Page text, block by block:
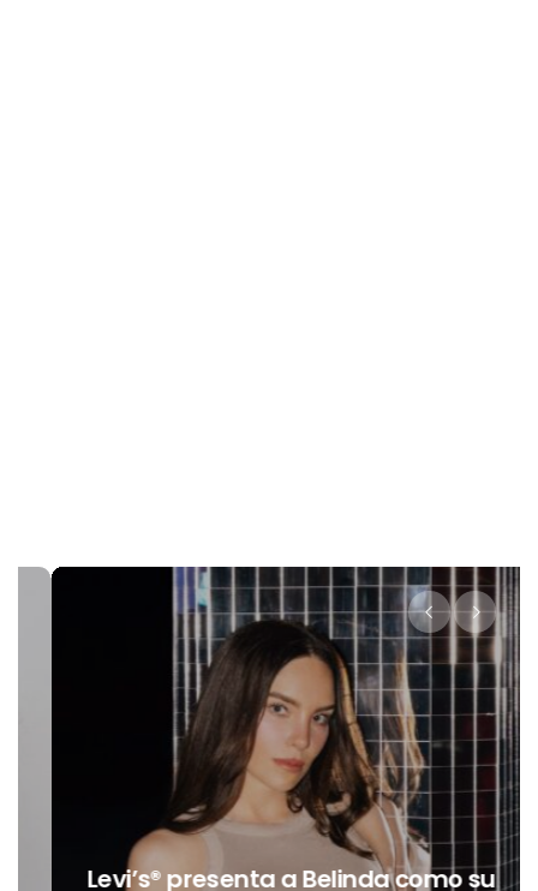
Levi’s® presenta a Belinda como su